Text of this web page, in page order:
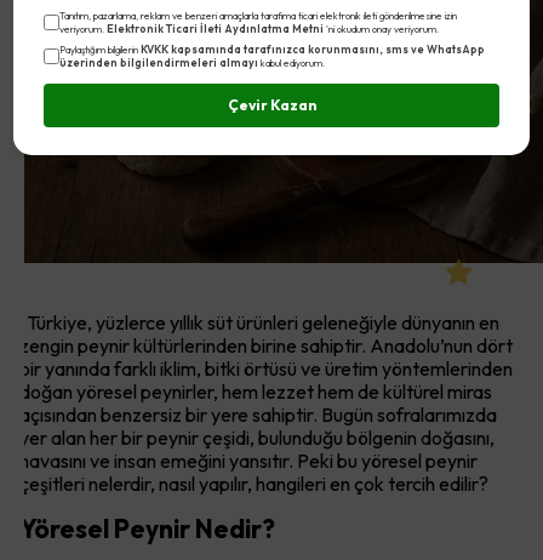
Nedir?
Türkiye, yüzlerce yıllık süt ürünleri geleneğiyle dünyanın en
zengin peynir kültürlerinden birine sahiptir. Anadolu’nun dört
bir yanında farklı iklim, bitki örtüsü ve üretim yöntemlerinden
doğan yöresel peynirler, hem lezzet hem de kültürel miras
açısından benzersiz bir yere sahiptir. Bugün sofralarımızda
yer alan her bir peynir çeşidi, bulunduğu bölgenin doğasını,
havasını ve insan emeğini yansıtır. Peki bu yöresel peynir
çeşitleri nelerdir, nasıl yapılır, hangileri en çok tercih edilir?
Yöresel Peynir Nedir?
Tanıtım, pazarlama, reklam ve benzeri amaçlarla tarafıma ticari elektronik ileti gönderilmesine izin
veriyorum. Elektronik Ticari İleti Aydınlatma Metni 'ni okudum onay veriyorum.
Paylaştığım bilgilerin KVKK kapsamında tarafınızca korunmasını, sms ve WhatsApp
üzerinden bilgilendirmeleri almayı kabul ediyorum.
Çevir Kazan